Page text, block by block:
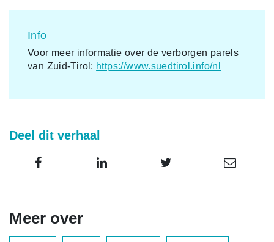
Info
Voor meer informatie over de verborgen parels
van Zuid-Tirol: https://www.suedtirol.info/nl
Deel dit verhaal
Meer over